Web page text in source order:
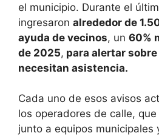
el municipio. Durante el
ingresaron alrededor de
ayuda de vecinos, un 60%
de 2025, para alertar
necesitan asistencia.
Cada uno de esos avisos
los operadores de calle,
junto a equipos municipales